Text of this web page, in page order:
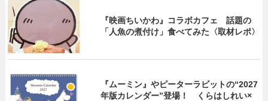
『映画ちいかわ』コラボカフェ 話題の
「人魚の煮付け」食べてみた〈取材レポ〉
『ムーミン』やピーターラビットの“2027
年版カレンダー”登場！ くらはしれい×